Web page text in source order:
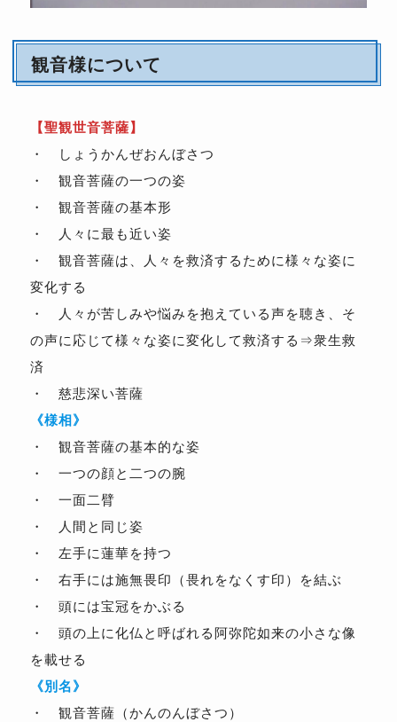
観音様について
【聖観世音菩薩】
・ しょうかんぜおんぼさつ
・ 観音菩薩の一つの姿
・ 観音菩薩の基本形
・ 人々に最も近い姿
・ 観音菩薩は、人々を救済するために様々な姿に
変化する
・ 人々が苦しみや悩みを抱えている声を聴き、そ
の声に応じて様々な姿に変化して救済する⇒衆生救
済
・ 慈悲深い菩薩
《様相》
・ 観音菩薩の基本的な姿
・ 一つの顔と二つの腕
・ 一面二臂
・ 人間と同じ姿
・ 左手に蓮華を持つ
・ 右手には施無畏印（畏れをなくす印）を結ぶ
・ 頭には宝冠をかぶる
・ 頭の上に化仏と呼ばれる阿弥陀如来の小さな像
を載せる
《別名》
・ 観音菩薩（かんのんぼさつ）